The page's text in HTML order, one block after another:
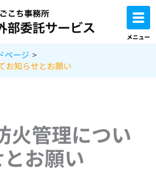
メニュー
ページ
お知らせとお願い
火管理につい
お願い